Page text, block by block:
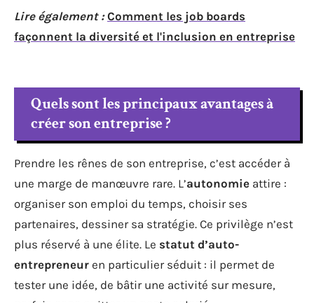
Lire également : Comment les job boards
façonnent la diversité et l'inclusion en entreprise
Quels sont les principaux avantages à
créer son entreprise ?
Prendre les rênes de son entreprise, c’est accéder à
une marge de manœuvre rare. L’autonomie attire :
organiser son emploi du temps, choisir ses
partenaires, dessiner sa stratégie. Ce privilège n’est
plus réservé à une élite. Le statut d’auto-
entrepreneur en particulier séduit : il permet de
tester une idée, de bâtir une activité sur mesure,